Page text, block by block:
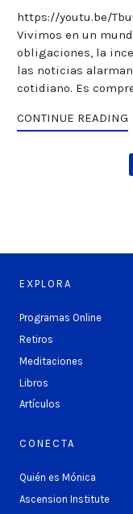
https://youtu.be/
Vivimos en un
obligaciones, la
las noticias
cotidiano. Es
CONTINUE READING
EXPLORA
Programas Online
Retiros
Meditaciones
Libros
Artículos
CONECTA
Quién es Mónica
Ascension Institute